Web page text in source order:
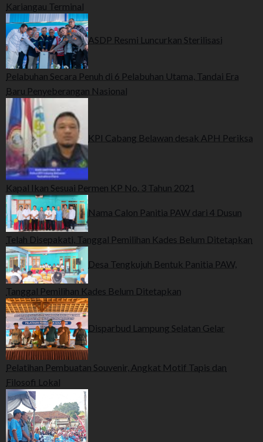
Kariangau Terminal
ASDP Resmi Luncurkan Sterilisasi
Pelabuhan Secara Penuh di 6 Pelabuhan Utama, Tandai Era
Baru Penyeberangan Nasional
KPI Cabang Belawan desak APH Periksa
Kapal Ikan Sesuai Permen KP No. 3 Tahun 2021
Nama Calon Panitia PAW dari 4 Dusun
Telah Disepakati, Tanggal Pemilihan Kades Belum Ditetapkan
Desa Tengkujuh Bentuk Panitia PAW,
Tanggal Pemilihan Kades Belum Ditetapkan
Disparbud Lampung Selatan Gelar
Pelatihan Pembuatan Souvenir, Angkat Motif Tapis dan
Filosofi Lokal